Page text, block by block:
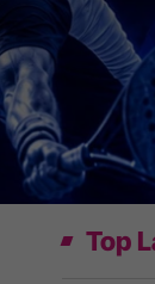
Top